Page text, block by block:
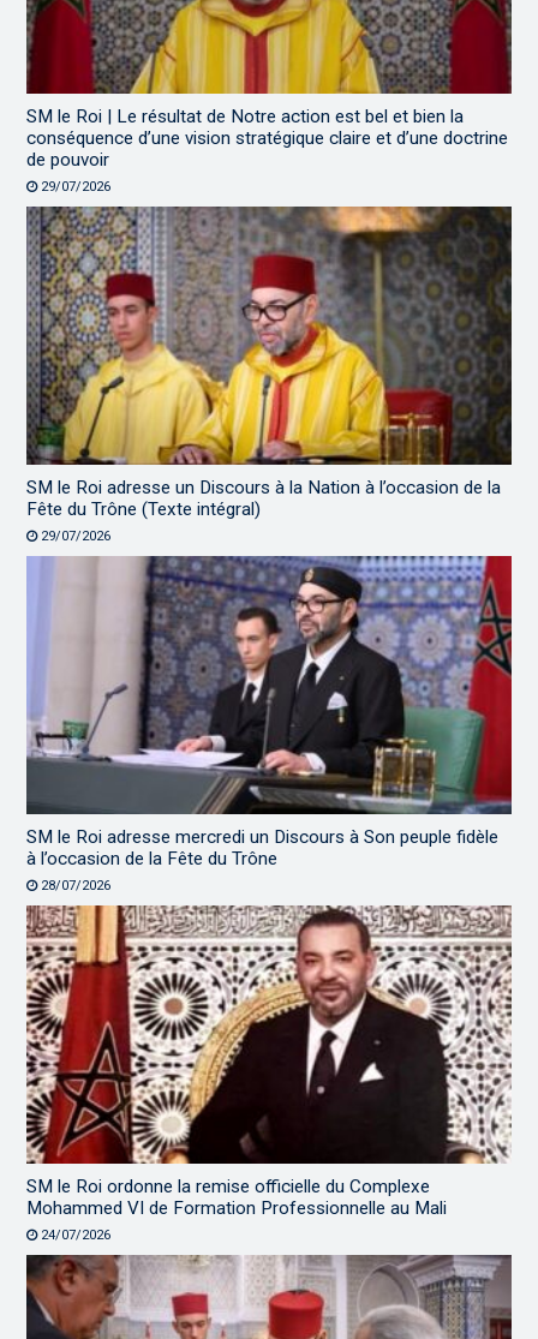
SM le Roi | Le résultat de Notre action est bel et bien la
conséquence d’une vision stratégique claire et d’une doctrine
de pouvoir
29/07/2026
SM le Roi adresse un Discours à la Nation à l’occasion de la
Fête du Trône (Texte intégral)
29/07/2026
SM le Roi adresse mercredi un Discours à Son peuple fidèle
à l’occasion de la Fête du Trône
28/07/2026
SM le Roi ordonne la remise officielle du Complexe
Mohammed VI de Formation Professionnelle au Mali
24/07/2026